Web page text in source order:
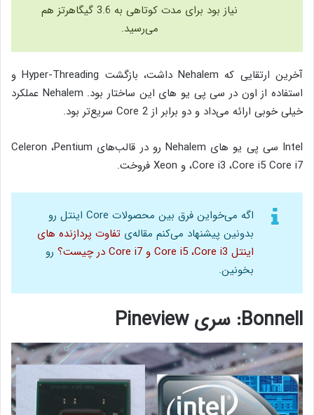
نیاز بود برای مدت کوتاهی به 3.6 گیگاهرتز هم
می‌رسید.
آخرین ارتقایی که Nehalem داشت، بازگشت Hyper-Threading و
استفاده از اون در سی پی یو های این ساختار بود. Nehalem عملکرد
خیلی خوبی ارائه می‌داد و دو برابر از Core 2 سریع‌تر بود.
Intel سی پی یو های Nehalem رو در قالب‌های Celeron ،Pentium
،Core i3 ،Core i5 Core i7 و Xeon فروخت.
اگه می‌خواین فرق بین محصولات Core اینتل رو
بدونین پیشنهاد می‌کنم مقاله‌ی تفاوت پردازنده های
اینتل Core i5 ،Core i3 و Core i7 در چیست؟
رو
بخونین.
Bonnell: سری Pineview